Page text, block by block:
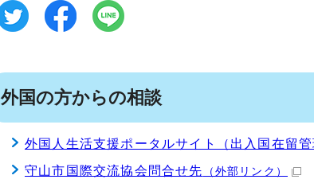
外国の方からの相談
外国人生活支援ポータルサイト（出入国在留管
守山市国際交流協会問合せ先 （外部リンク）